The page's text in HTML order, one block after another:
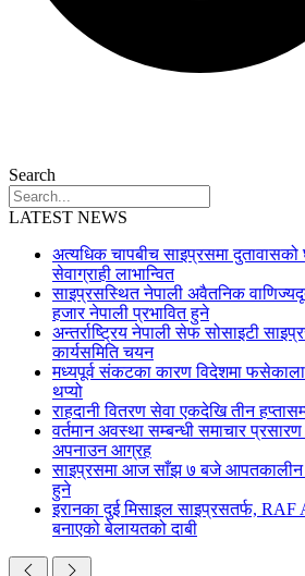
Search
LATEST NEWS
अत्यधिक चापबीच साइप्रसमा दुतावासको
सेवाग्राही लाभान्वित
साइप्रसस्थित नेपाली अवैतनिक
हजार नेपाली प्रभावित हुने
अन्तर्राष्ट्रिय नेपाली सेफ सोसाइटी
कार्यसमिति चयन
मध्यपूर्व संकटका कारण विदेशमा
थप्यो
राहदानी वितरण सेवा एकदेखि तीन
वर्तमान अवस्था सम्बन्धी समाचार प्रसारण
अपनाउन आग्रह
साइप्रसमा आज साँझ ७ बजे आपतकालीन
हुने
इरानका दुई मिसाइल साइप्रसतर्फ, RAF
बनाएको बेलायतको दाबी